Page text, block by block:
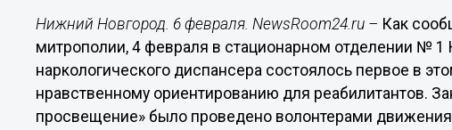
Нижний Новгород. 6 февраля. NewsRoom24.ru – Как
митрополии, 4 февраля в стационарном отделении № 1
наркологического диспансера состоялось первое в
нравственному ориентированию для реабилитантов.
просвещение» было проведено волонтерами